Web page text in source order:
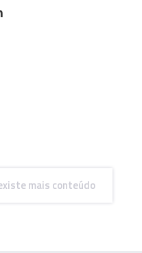
mais conteúdo